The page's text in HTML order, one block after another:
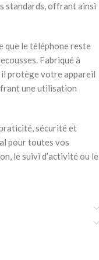
standards, offrant ainsi
que le téléphone reste
Fabriqué à
protège votre appareil
une utilisation
sécurité et
pour toutes vos
le suivi d’activité ou le